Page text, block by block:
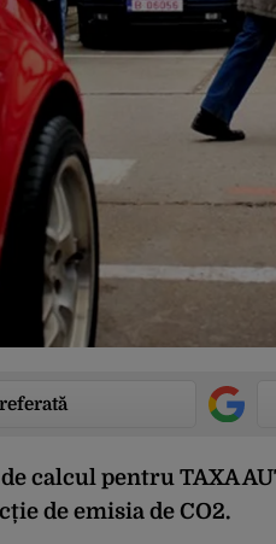
calcul pentru TAXA
de emisia de CO2.